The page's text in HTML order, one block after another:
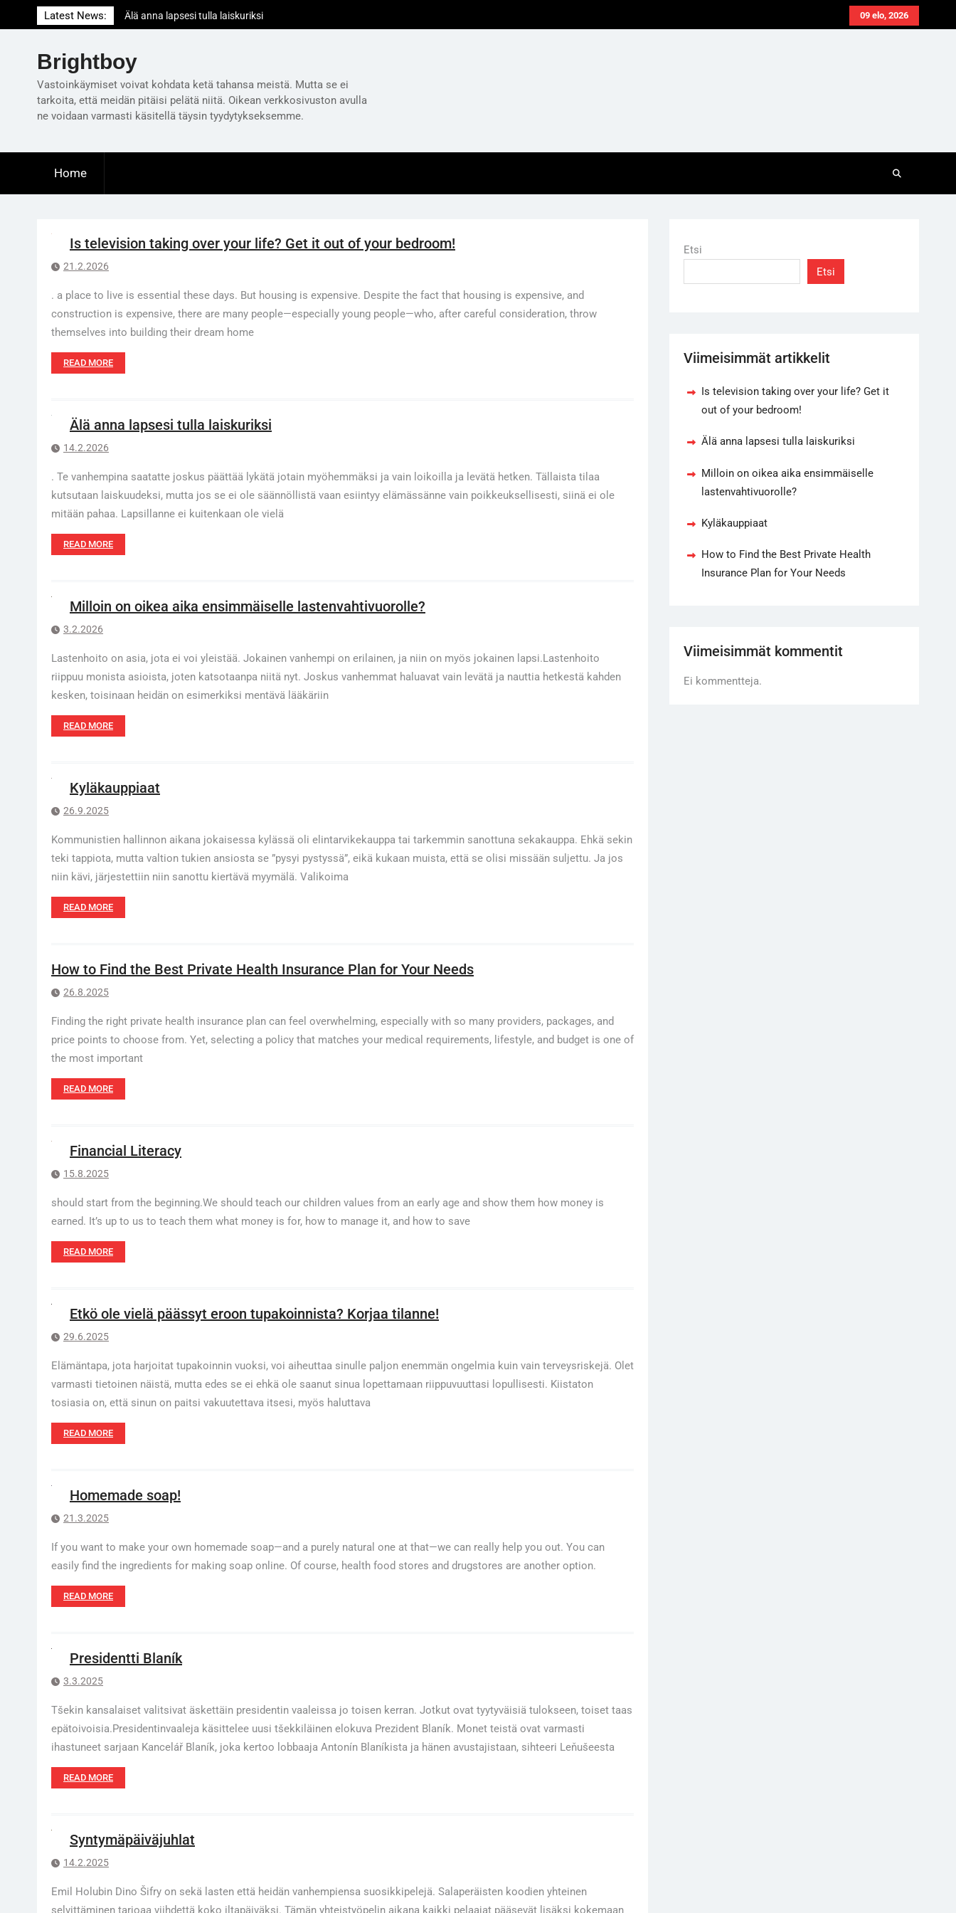
to
09 elo, 2026
Latest News:
Älä anna lapsesi tulla laiskuriksi
Milloin on oikea aika ensimmäiselle
Is television taking over your life? Get it out
of your bedroom!
Brightboy
Vastoinkäymiset voivat kohdata ketä tahansa meistä. Mutta se ei
tarkoita, että meidän pitäisi pelätä niitä. Oikean verkkosivuston avulla
ne voidaan varmasti käsitellä täysin tyydytykseksemme.
Home
Is television taking over your life? Get it out of your bedroom!
21.2.2026
. a place to live is essential these days. But housing is expensive. Despite the fact that housing is expensive, and
construction is expensive, there are many people—especially young people—who, after careful consideration, throw
themselves into building their dream home
READ MORE
Älä anna lapsesi tulla laiskuriksi
14.2.2026
. Te vanhempina saatatte joskus päättää lykätä jotain myöhemmäksi ja vain loikoilla ja levätä hetken. Tällaista tilaa
kutsutaan laiskuudeksi, mutta jos se ei ole säännöllistä vaan esiintyy elämässänne vain poikkeuksellisesti, siinä ei ole
mitään pahaa. Lapsillanne ei kuitenkaan ole vielä
READ MORE
Milloin on oikea aika ensimmäiselle lastenvahtivuorolle?
3.2.2026
Lastenhoito on asia, jota ei voi yleistää. Jokainen vanhempi on erilainen, ja niin on myös jokainen lapsi.Lastenhoito
riippuu monista asioista, joten katsotaanpa niitä nyt. Joskus vanhemmat haluavat vain levätä ja nauttia hetkestä kahden
kesken, toisinaan heidän on esimerkiksi mentävä lääkäriin
READ MORE
Kyläkauppiaat
26.9.2025
Kommunistien hallinnon aikana jokaisessa kylässä oli elintarvikekauppa tai tarkemmin sanottuna sekakauppa. Ehkä sekin
teki tappiota, mutta valtion tukien ansiosta se ”pysyi pystyssä”, eikä kukaan muista, että se olisi missään suljettu. Ja jos
niin kävi, järjestettiin niin sanottu kiertävä myymälä. Valikoima
READ MORE
How to Find the Best Private Health Insurance Plan for Your Needs
26.8.2025
Finding the right private health insurance plan can feel overwhelming, especially with so many providers, packages, and
price points to choose from. Yet, selecting a policy that matches your medical requirements, lifestyle, and budget is one of
the most important
READ MORE
Financial Literacy
15.8.2025
should start from the beginning.We should teach our children values from an early age and show them how money is
earned. It’s up to us to teach them what money is for, how to manage it, and how to save
READ MORE
Etkö ole vielä päässyt eroon tupakoinnista? Korjaa tilanne!
29.6.2025
Elämäntapa, jota harjoitat tupakoinnin vuoksi, voi aiheuttaa sinulle paljon enemmän ongelmia kuin vain terveysriskejä. Olet
varmasti tietoinen näistä, mutta edes se ei ehkä ole saanut sinua lopettamaan riippuvuuttasi lopullisesti. Kiistaton
tosiasia on, että sinun on paitsi vakuutettava itsesi, myös haluttava
READ MORE
Homemade soap!
21.3.2025
If you want to make your own homemade soap—and a purely natural one at that—we can really help you out. You can
easily find the ingredients for making soap online. Of course, health food stores and drugstores are another option.
READ MORE
Presidentti Blaník
3.3.2025
Tšekin kansalaiset valitsivat äskettäin presidentin vaaleissa jo toisen kerran. Jotkut ovat tyytyväisiä tulokseen, toiset taas
epätoivoisia.Presidentinvaaleja käsittelee uusi tšekkiläinen elokuva Prezident Blaník. Monet teistä ovat varmasti
ihastuneet sarjaan Kancelář Blaník, joka kertoo lobbaaja Antonín Blaníkista ja hänen avustajistaan, sihteeri Leňušeesta
READ MORE
Syntymäpäiväjuhlat
14.2.2025
Emil Holubin Dino Šifry on sekä lasten että heidän vanhempiensa suosikkipelejä. Salaperäisten koodien yhteinen
selvittäminen tarjoaa viihdettä koko iltapäiväksi. Tämän yhteistyöpelin aikana kaikki pelaajat pääsevät lisäksi kokemaan
Etsi
Etsi
Viimeisimmät artikkelit
Is television taking over your life? Get it
out of your bedroom!
Älä anna lapsesi tulla laiskuriksi
Milloin on oikea aika ensimmäiselle
lastenvahtivuorolle?
Kyläkauppiaat
How to Find the Best Private Health
Insurance Plan for Your Needs
Viimeisimmät kommentit
Ei kommentteja.